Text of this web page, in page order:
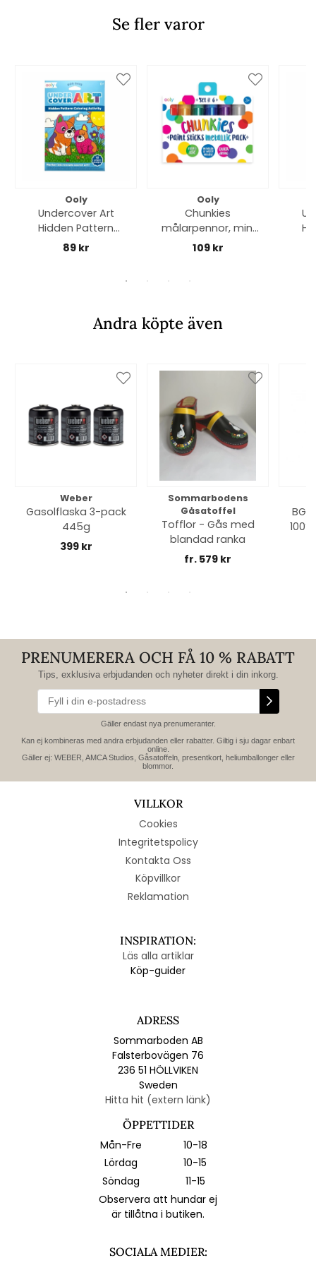
Se fler varor
Ooly
Undercover Art
Hidden Pattern
målarbilder - dog
89 kr
Ooly
Chunkies
målarpennor, mini
pack - metallic
109 kr
Andra köpte även
Weber
Gasolflaska 3-pack
445g
399 kr
Sommarbodens
Gåsatoffel
Tofflor - Gås med
blandad ranka
fr. 579 kr
PRENUMERERA OCH FÅ 10 % RABATT
Tips, exklusiva erbjudanden och nyheter direkt i din inkorg.
Gäller endast nya prenumeranter.
Kan ej kombineras med andra erbjudanden eller rabatter. Giltig i sju dagar enbart
online.
Gäller ej: WEBER, AMCA Studios, Gåsatoffeln, presentkort, heliumballonger eller
blommor.
VILLKOR
Cookies
Integritetspolicy
Kontakta Oss
Köpvillkor
Reklamation
INSPIRATION:
Läs alla artiklar
Köp-guider
ADRESS
Sommarboden AB
Falsterbovägen 76
236 51 HÖLLVIKEN
Sweden
Hitta hit (extern länk)
ÖPPETTIDER
Mån-Fre
10-18
Lördag
10-15
Söndag
11-15
Observera att hundar ej
är tillåtna i butiken.
SOCIALA MEDIER: